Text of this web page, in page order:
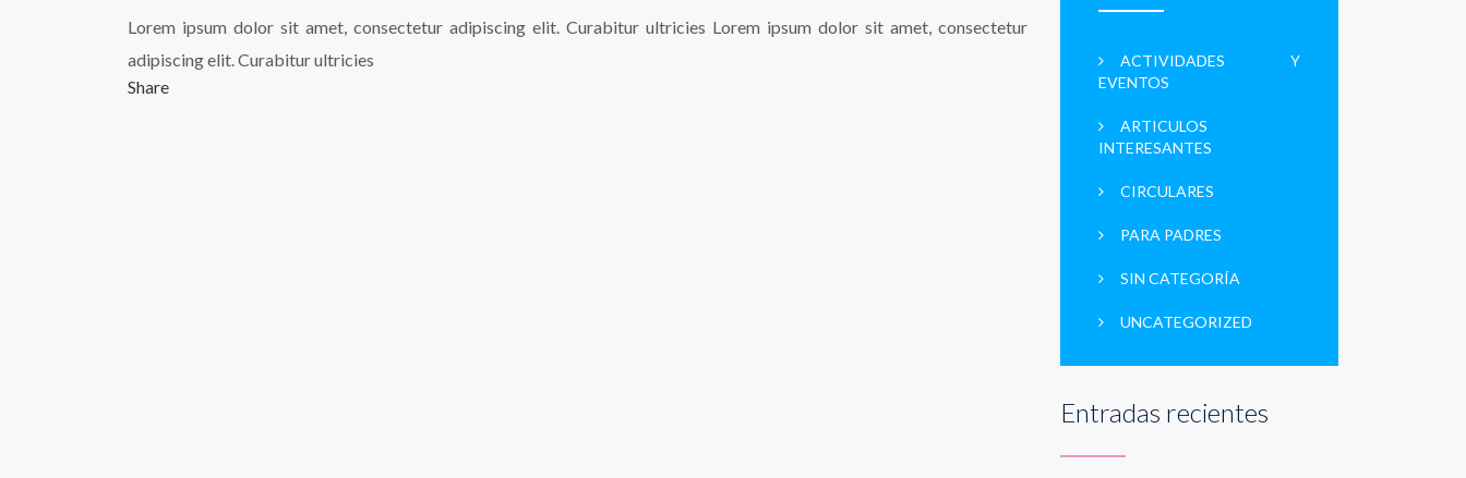
Betancourt,
Lorem ipsum dolor sit amet, consectetur adipiscing elit. Curabitur ultricies Lorem ipsum dolor sit amet, consectetur
adipiscing elit. Curabitur ultricies
Share
ACTIVIDADES Y
EVENTOS
ARTICULOS
INTERESANTES
CIRCULARES
PARA PADRES
SIN CATEGORÍA
UNCATEGORIZED
Entradas recientes